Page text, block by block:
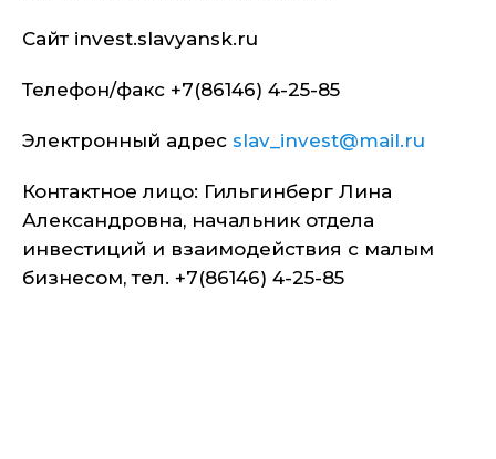
Сайт invest.slavyansk.ru
Телефон/факс +7(86146) 4-25-85
Электронный адрес slav_invest@mail.ru
Контактное лицо: Гильгинберг Лина
Александровна, начальник отдела
инвестиций и взаимодействия с малым
бизнесом, тел. +7(86146) 4-25-85